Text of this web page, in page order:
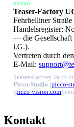
DSGVO:
Teaser-Factory
Fehrbelliner
Handelsregister:
— die Gesellschaft
i.G.).
Vertreten durch
E-Mail:
Teaser-Factory ist in
Picco-Studio (picco-
(picco-vision.com)
Kontakt